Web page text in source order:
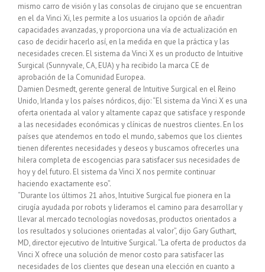
mismo carro de visión y las consolas de cirujano que se encuentran
en el da Vinci Xi, les permite a los usuarios la opción de añadir
capacidades avanzadas, y proporciona una vía de actualización en
caso de decidir hacerlo así, en la medida en que la práctica y las
necesidades crecen. El sistema da Vinci X es un producto de Intuitive
Surgical (Sunnyvale, CA, EUA) y ha recibido la marca CE de
aprobación de la Comunidad Europea.
Damien Desmedt, gerente general de Intuitive Surgical en el Reino
Unido, Irlanda y los países nórdicos, dijo: “El sistema da Vinci X es una
oferta orientada al valor y altamente capaz que satisface y responde
a las necesidades económicas y clínicas de nuestros clientes. En los
países que atendemos en todo el mundo, sabemos que los clientes
tienen diferentes necesidades y deseos y buscamos ofrecerles una
hilera completa de escogencias para satisfacer sus necesidades de
hoy y del futuro. El sistema da Vinci X nos permite continuar
haciendo exactamente eso”.
“Durante los últimos 21 años, Intuitive Surgical fue pionera en la
cirugía ayudada por robots y lideramos el camino para desarrollar y
llevar al mercado tecnologías novedosas, productos orientados a
los resultados y soluciones orientadas al valor”, dijo Gary Guthart,
MD, director ejecutivo de Intuitive Surgical. “La oferta de productos da
Vinci X ofrece una solución de menor costo para satisfacer las
necesidades de los clientes que desean una elección en cuanto a